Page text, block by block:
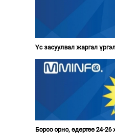
Үс засуулвал жаргал
Бороо орно, өдөртөө 24-